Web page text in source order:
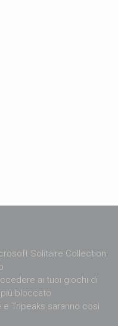
Solitaire Collection
ai tuoi giochi di
bloccato.
e Tripeaks saranno così